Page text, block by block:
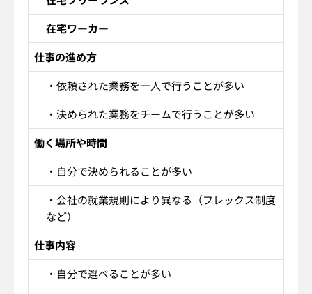
在宅ワーカー
仕事の進め方
・依頼された業務を一人で行うことが多い
・決められた業務をチームで行うことが多い
働く場所や時間
・自分で決められることが多い
・会社の就業規則により異なる（フレックス制度
など）
仕事内容
・自分で選べることが多い